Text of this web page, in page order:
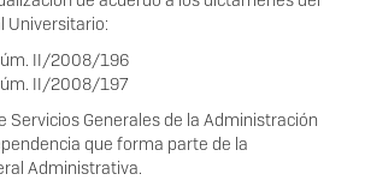
Universitario:
II/2008/196
II/2008/197
Servicios Generales de la Administración
que forma parte de la
Administrativa.